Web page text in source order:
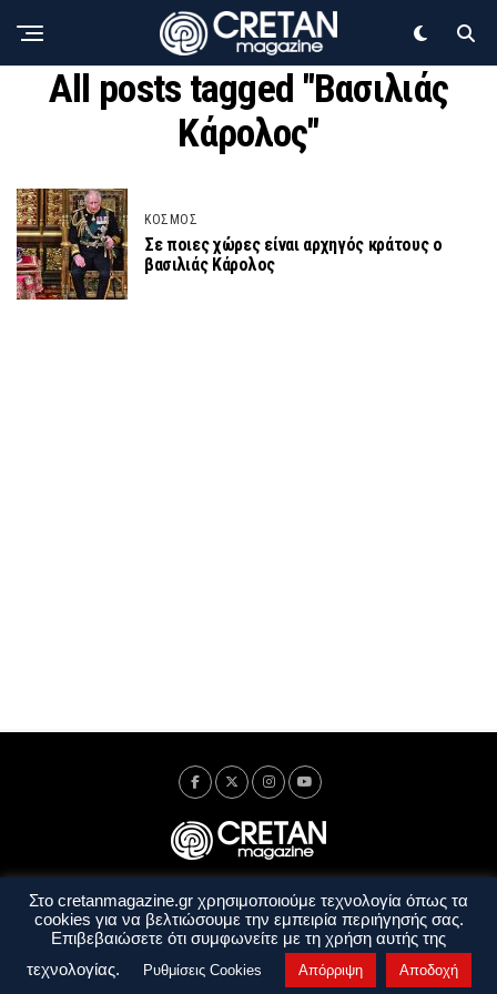
All posts tagged "Βασιλιάς
Κάρολος"
ΚΟΣΜΟΣ
Σε ποιες χώρες είναι αρχηγός κράτους ο
βασιλιάς Κάρολος
Ταυτότητα Πολιτική Απορρήτου
Όροι Χρήσης
Όροι και Προϋποθέσεις
Στο cretanmagazine.gr χρησιμοποιούμε τεχνολογία όπως τα
cookies για να βελτιώσουμε την εμπειρία περιήγησής σας.
Επιβεβαιώσετε ότι συμφωνείτε με τη χρήση αυτής της
τεχνολογίας.
Ρυθμίσεις Cookies Απόρριψη Αποδοχή